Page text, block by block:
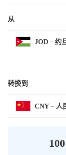
从
JOD
转换到
CNY 人
100